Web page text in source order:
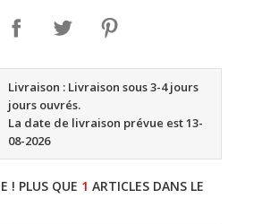
Livraison : Livraison sous 3-4 jours
jours ouvrés.
La date de livraison prévue est 13-
08-2026
! PLUS QUE 1 ARTICLES DANS LE